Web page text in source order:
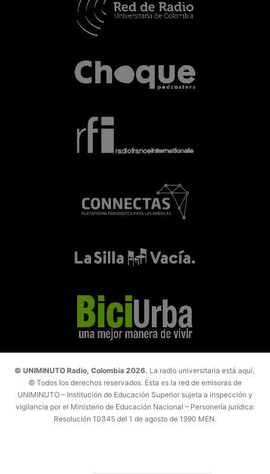
© UNIMINUTO Radio, Colombia 2026. La radio universitaria está aquí.
© Todos los derechos reservados. Esta es la red de emisoras de
UNIMINUTO – Institución de Educación Superior sujeta a inspección y
vigilancia por el Ministerio de Educación Nacional – Personería jurídica:
Resolución 10345 del 1 de agosto de 1990 MEN.